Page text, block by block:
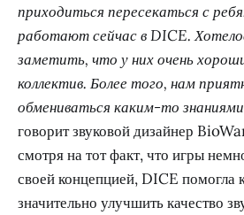
приходиться пересекаться с
работают сейчас в DICE.
заметить, что у них очень
коллектив. Более того, нам
обмениваться каким-то
говорит звуковой дизайнер
смотря на тот факт, что игры
своей концепцией, DICE
значительно улучшить качество